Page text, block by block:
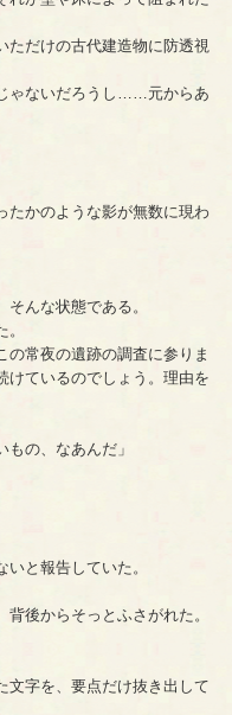
だけの古代建造物に防透視
ゃないだろうし……元からあ
かのような影が無数に現わ
んな状態である。
の常夜の遺跡の調査に参りま
けているのでしょう。理由を
もの、なあんだ」
と報告していた。
後からそっとふさがれた。
字を、要点だけ抜き出して